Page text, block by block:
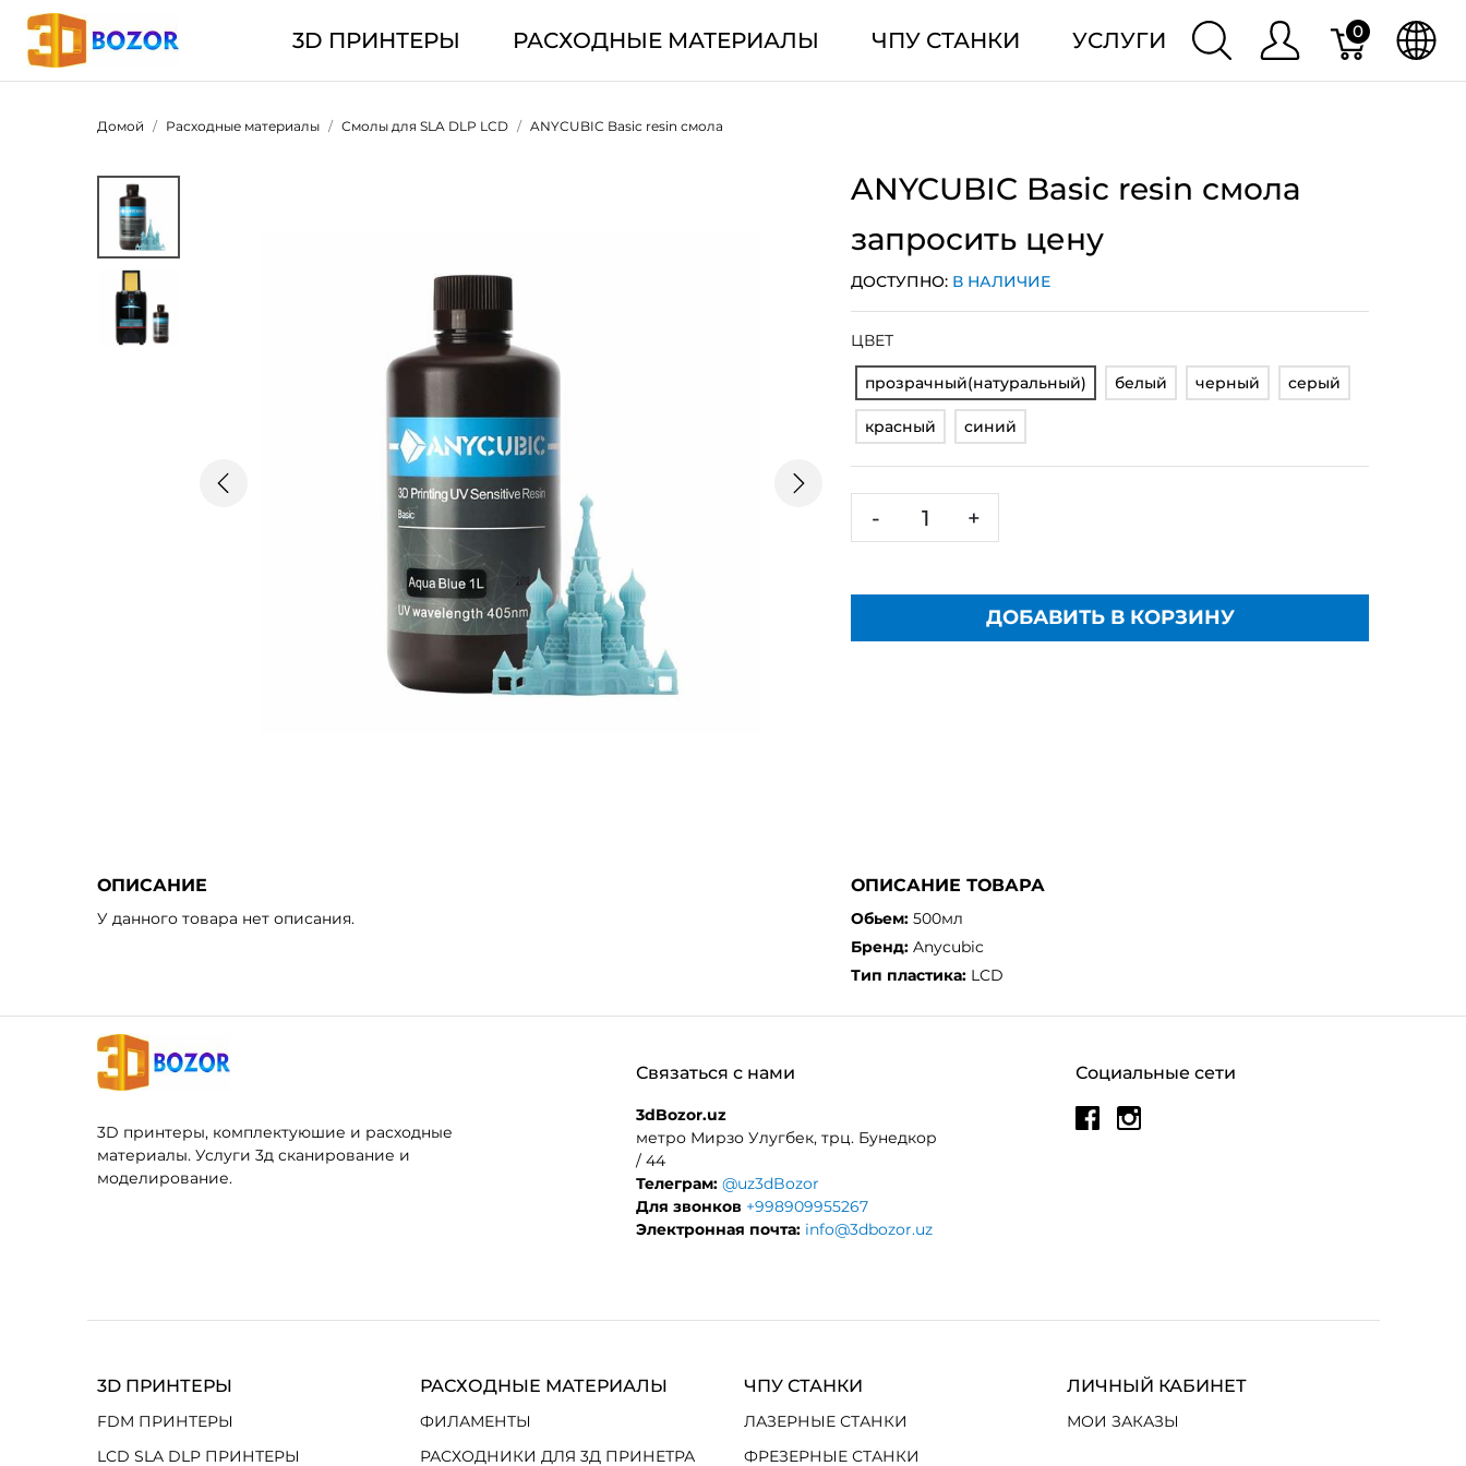
3D ПРИНТЕРЫ РАСХОДНЫЕ МАТЕРИАЛЫ ЧПУ СТАНКИ УСЛУГИ 0
Домой Расходные материалы Смолы для SLA DLP LCD ANYCUBIC Basic resin смола
пред. след.
ANYCUBIC Basic resin смола
запросить цену
ДОСТУПНО: В НАЛИЧИЕ
ЦВЕТ
прозрачный(натуральный) белый черный серый
красный синий
- +
ДОБАВИТЬ В КОРЗИНУ
ОПИСАНИЕ
У данного товара нет описания.
ОПИСАНИЕ ТОВАРА
Обьем: 500мл
Бренд: Anycubic
Тип пластика: LCD
3D принтеры, комплектуюшие и расходные
материалы. Услуги 3д сканирование и
моделирование.
Социальные сети
Связаться с нами
3dBozor.uz
метро Мирзо Улугбек, трц. Бунедкор
/ 44
Телеграм: @uz3dBozor
Для звонков +998909955267
Электронная почта: info@3dbozor.uz
3D ПРИНТЕРЫ
FDM ПРИНТЕРЫ
LCD SLA DLP ПРИНТЕРЫ
РАСХОДНЫЕ МАТЕРИАЛЫ
ФИЛАМЕНТЫ
РАСХОДНИКИ ДЛЯ 3Д ПРИНЕТРА
ЧПУ СТАНКИ
ЛАЗЕРНЫЕ СТАНКИ
ФРЕЗЕРНЫЕ СТАНКИ
ЛИЧНЫЙ КАБИНЕТ
МОИ ЗАКАЗЫ